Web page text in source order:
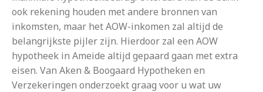
ook rekening houden met andere bronnen van
inkomsten, maar het AOW-inkomen zal altijd de
belangrijkste pijler zijn. Hierdoor zal een AOW
hypotheek in Ameide altijd gepaard gaan met extra
eisen. Van Aken & Boogaard Hypotheken en
Verzekeringen onderzoekt graag voor u wat uw